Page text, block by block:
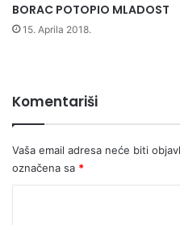
T
U
R
U
Č
N
BORAC POTOPIO MLADOST
15. Aprila 2018.
Komentariši
Vaša email adresa neće biti
označena sa *